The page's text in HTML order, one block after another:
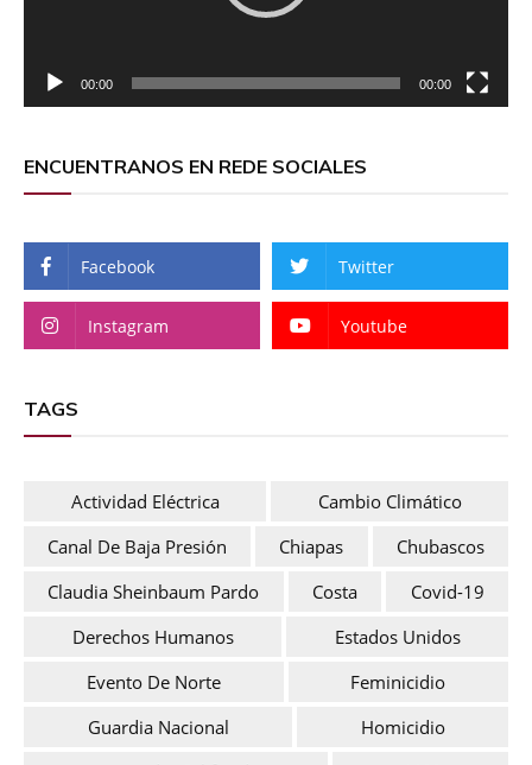
00:00 00:00
ENCUENTRANOS EN REDE SOCIALES
Facebook Twitter
Instagram Youtube
TAGS
Actividad Eléctrica
Cambio Climático
Canal De Baja Presión
Chiapas
Chubascos
Claudia Sheinbaum Pardo
Costa
Covid-19
Derechos Humanos
Estados Unidos
Evento De Norte
Feminicidio
Guardia Nacional
Homicidio